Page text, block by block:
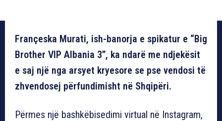
Françeska Murati, ish-banorja e spikatur e “Big
Brother VIP Albania 3”, ka ndarë me ndjekësit
e saj një nga arsyet kryesore se pse vendosi të
zhvendosej përfundimisht në Shqipëri.
Përmes një bashkëbisedimi virtual në Instagram,